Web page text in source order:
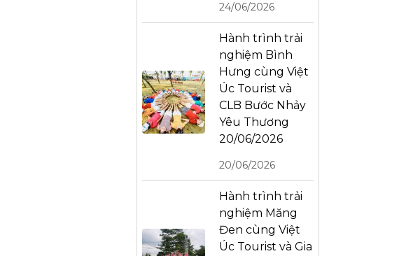
24/06/2026
Hành trình trải
nghiệm Bình
Hưng cùng Việt
Úc Tourist và
CLB Bước Nhảy
Yêu Thương
20/06/2026
20/06/2026
Hành trình trải
nghiệm Măng
Đen cùng Việt
Úc Tourist và Gia